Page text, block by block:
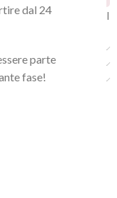
dal 24
parte
fase!
per rifinire lavori in gel